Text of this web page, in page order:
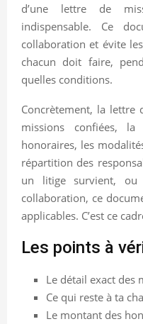
d’une lettre de
indispensable. Ce
collaboration et évite
chacun doit faire,
quelles conditions.
Concrètement, la lettre
missions confiées, la
honoraires, les
répartition des
un litige survient,
collaboration, ce
applicables. C’est ce
Les points à
Le détail exact des
Ce qui reste à ta
Le montant des